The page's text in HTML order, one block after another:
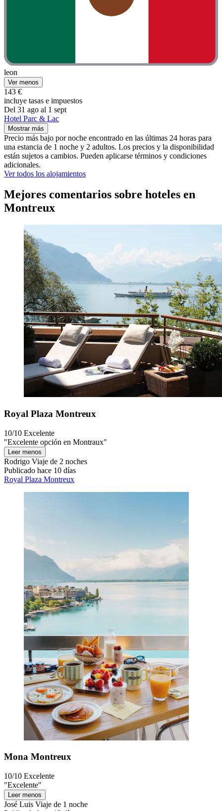
leon
Ver menos
143 €
incluye tasas e impuestos
Del 31 ago al 1 sept
Hotel Parc & Lac
Mostrar más
Precio más bajo por noche encontrado en las últimas 24 horas para
una estancia de 1 noche y 2 adultos. Los precios y la disponibilidad
están sujetos a cambios. Pueden aplicarse términos y condiciones
adicionales.
Ver todos los alojamientos
Mejores comentarios sobre hoteles en
Montreux
Royal Plaza Montreux
10/10 Excelente
"Excelente opción en Montraux"
Leer menos
Rodrigo Viaje de 2 noches
Publicado hace 10 días
Royal Plaza Montreux
Mona Montreux
10/10 Excelente
"Excelente"
Leer menos
José Luis Viaje de 1 noche